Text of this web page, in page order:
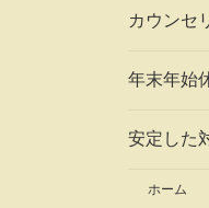
カウンセ
年末年始
安定した
ホーム